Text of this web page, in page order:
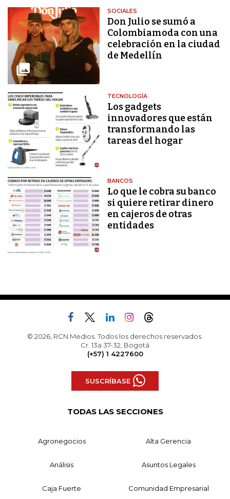
SOCIALES
Don Julio se sumó a
Colombiamoda con una
celebración en la ciudad
de Medellín
TECNOLOGÍA
Los gadgets
innovadores que están
transformando las
tareas del hogar
BANCOS
Lo que le cobra su banco
si quiere retirar dinero
en cajeros de otras
entidades
© 2026, RCN Medios. Todos los derechos reservados.
Cr. 13a 37-32, Bogotá
(+57) 1 4227600
SUSCRÍBASE
TODAS LAS SECCIONES
Agronegocios Alta Gerencia
Análisis Asuntos Legales
Caja Fuerte Comunidad Empresarial